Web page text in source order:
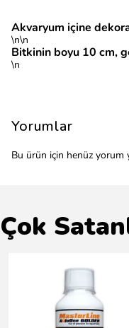
Akvaryum içine
\n\n
Bitkinin boyu 10 cm,
\n
Yorumlar
Bu ürün için henüz yorum
Çok